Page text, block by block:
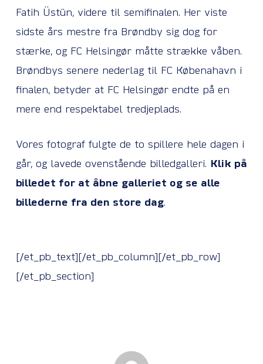
Fatih Üstün, videre til semifinalen. Her viste
sidste års mestre fra Brøndby sig dog for
stærke, og FC Helsingør måtte strække våben.
Brøndbys senere nederlag til FC Købenahavn i
finalen, betyder at FC Helsingør endte på en
mere end respektabel tredjeplads.
Vores fotograf fulgte de to spillere hele dagen i
går, og lavede ovenstående billedgalleri. Klik på
billedet for at åbne galleriet og se alle
billederne fra den store dag.
[/et_pb_text][/et_pb_column][/et_pb_row]
[/et_pb_section]